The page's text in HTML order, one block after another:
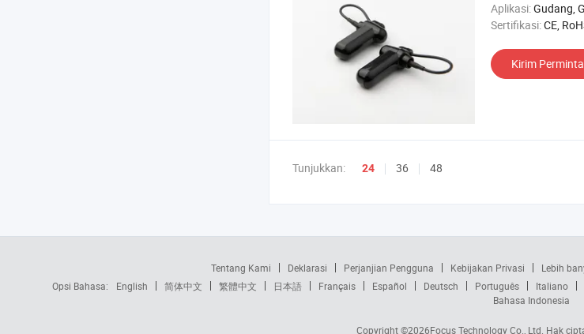
Aplikasi:Gudang, Gerai
Sertifikasi:CE,
Kirim
Tunjukkan: 24 36 48
Tentang Kami Deklarasi Perjanjian Pengguna Kebijakan Privasi Lebih
Opsi Bahasa:
English 简体中文 繁體中文 日本語 Français Español Deutsch Português Italiano
Bahasa Indonesia
Copyright ©2026Focus Technology Co., Ltd. Hak